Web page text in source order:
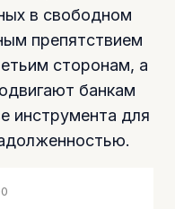
в свободном
препятствием
сторонам, а
банкам
инструмента для